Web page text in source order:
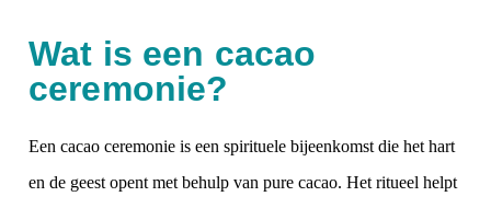
Wat is een cacao
ceremonie?
Een cacao ceremonie is een spirituele bijeenkomst die het hart
en de geest opent met behulp van pure cacao. Het ritueel helpt